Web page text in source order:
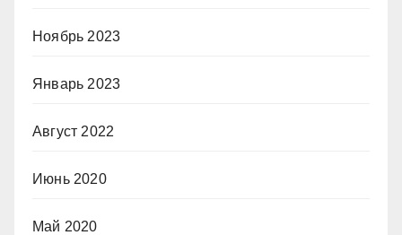
Ноябрь 2023
Январь 2023
Август 2022
Июнь 2020
Май 2020